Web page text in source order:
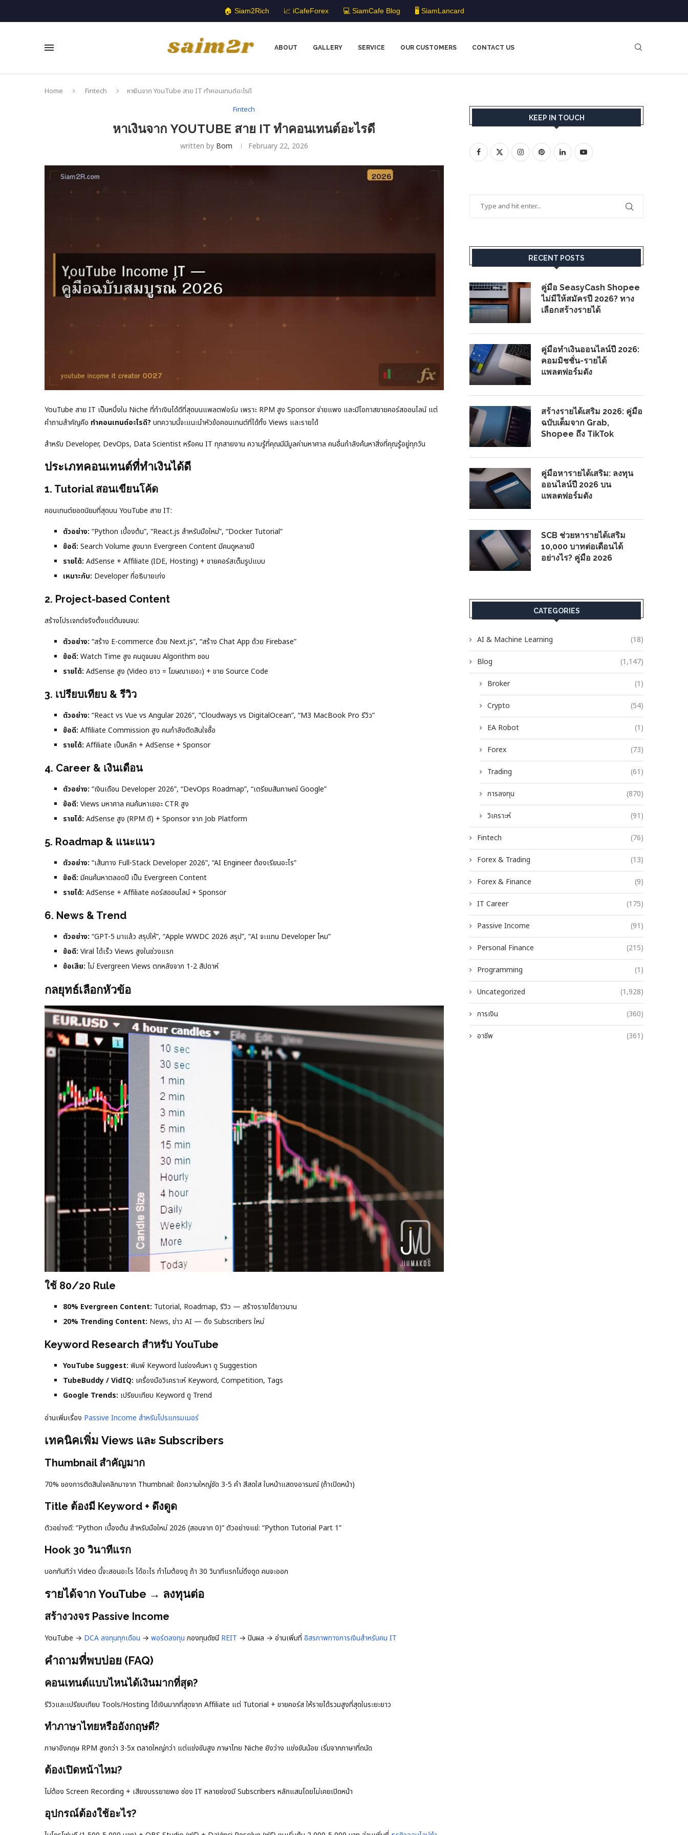
🏠 Siam2Rich 📈 iCafeForex 💻 SiamCafe Blog 🖥️ SiamLancard
ABOUT GALLERY SERVICE OUR CUSTOMERS CONTACT US
Home Fintech
หาเงินจาก YouTube สาย IT ทำคอนเทนต์อะไรดี
Fintech
หาเงินจาก YOUTUBE สาย IT ทำคอนเทนต์อะไรดี
written by Bom February 22, 2026
YouTube สาย IT เป็นหนึ่งใน Niche ที่ทำเงินได้ดีที่สุดบนแพลตฟอร์ม เพราะ RPM สูง Sponsor จ่ายแพง และมีโอกาสขายคอร์สออนไลน์ แต่
คำถามสำคัญคือ ทำคอนเทนต์อะไรดี? บทความนี้จะแนะนำหัวข้อคอนเทนต์ที่ได้ทั้ง Views และรายได้
สำหรับ Developer, DevOps, Data Scientist หรือคน IT ทุกสายงาน ความรู้ที่คุณมีมีมูลค่ามหาศาล คนอื่นกำลังค้นหาสิ่งที่คุณรู้อยู่ทุกวัน
ประเภทคอนเทนต์ที่ทำเงินได้ดี
1. Tutorial สอนเขียนโค้ด
คอนเทนต์ยอดนิยมที่สุดบน YouTube สาย IT:
ตัวอย่าง: “Python เบื้องต้น”, “React.js สำหรับมือใหม่”, “Docker Tutorial”
ข้อดี: Search Volume สูงมาก Evergreen Content มีคนดูหลายปี
รายได้: AdSense + Affiliate (IDE, Hosting) + ขายคอร์สเต็มรูปแบบ
เหมาะกับ: Developer ที่อธิบายเก่ง
2. Project-based Content
สร้างโปรเจกต์จริงตั้งแต่ต้นจนจบ:
ตัวอย่าง: “สร้าง E-commerce ด้วย Next.js”, “สร้าง Chat App ด้วย Firebase”
ข้อดี: Watch Time สูง คนดูจนจบ Algorithm ชอบ
รายได้: AdSense สูง (Video ยาว = โฆษณาเยอะ) + ขาย Source Code
3. เปรียบเทียบ & รีวิว
ตัวอย่าง: “React vs Vue vs Angular 2026”, “Cloudways vs DigitalOcean”, “M3 MacBook Pro รีวิว”
ข้อดี: Affiliate Commission สูง คนกำลังตัดสินใจซื้อ
รายได้: Affiliate เป็นหลัก + AdSense + Sponsor
4. Career & เงินเดือน
ตัวอย่าง: “เงินเดือน Developer 2026”, “DevOps Roadmap”, “เตรียมสัมภาษณ์ Google”
ข้อดี: Views มหาศาล คนค้นหาเยอะ CTR สูง
รายได้: AdSense สูง (RPM ดี) + Sponsor จาก Job Platform
5. Roadmap & แนะแนว
ตัวอย่าง: “เส้นทาง Full-Stack Developer 2026”, “AI Engineer ต้องเรียนอะไร”
ข้อดี: มีคนค้นหาตลอดปี เป็น Evergreen Content
รายได้: AdSense + Affiliate คอร์สออนไลน์ + Sponsor
6. News & Trend
ตัวอย่าง: “GPT-5 มาแล้ว สรุปให้”, “Apple WWDC 2026 สรุป”, “AI จะแทน Developer ไหม”
ข้อดี: Viral ได้เร็ว Views สูงในช่วงแรก
ข้อเสีย: ไม่ Evergreen Views ตกหลังจาก 1-2 สัปดาห์
กลยุทธ์เลือกหัวข้อ
ใช้ 80/20 Rule
80% Evergreen Content: Tutorial, Roadmap, รีวิว — สร้างรายได้ยาวนาน
20% Trending Content: News, ข่าว AI — ดึง Subscribers ใหม่
Keyword Research สำหรับ YouTube
YouTube Suggest: พิมพ์ Keyword ในช่องค้นหา ดู Suggestion
TubeBuddy / VidIQ: เครื่องมือวิเคราะห์ Keyword, Competition, Tags
Google Trends: เปรียบเทียบ Keyword ดู Trend
อ่านเพิ่มเรื่อง Passive Income สำหรับโปรแกรมเมอร์
เทคนิคเพิ่ม Views และ Subscribers
Thumbnail สำคัญมาก
70% ของการตัดสินใจคลิกมาจาก Thumbnail: ข้อความใหญ่ชัด 3-5 คำ สีสดใส ใบหน้าแสดงอารมณ์ (ถ้าเปิดหน้า)
Title ต้องมี Keyword + ดึงดูด
ตัวอย่างดี: “Python เบื้องต้น สำหรับมือใหม่ 2026 (สอนจาก 0)” ตัวอย่างแย่: “Python Tutorial Part 1”
Hook 30 วินาทีแรก
บอกทันทีว่า Video นี้จะสอนอะไร ได้อะไร ทำไมต้องดู ถ้า 30 วินาทีแรกไม่ดึงดูด คนจะออก
รายได้จาก YouTube → ลงทุนต่อ
สร้างวงจร Passive Income
YouTube → DCA ลงทุนทุกเดือน → พอร์ตลงทุน กองทุนดัชนี REIT → ปันผล → อ่านเพิ่มที่ อิสรภาพทางการเงินสำหรับคน IT
คำถามที่พบบ่อย (FAQ)
คอนเทนต์แบบไหนได้เงินมากที่สุด?
รีวิวและเปรียบเทียบ Tools/Hosting ได้เงินมากที่สุดจาก Affiliate แต่ Tutorial + ขายคอร์ส ให้รายได้รวมสูงที่สุดในระยะยาว
ทำภาษาไทยหรืออังกฤษดี?
ภาษาอังกฤษ RPM สูงกว่า 3-5x ตลาดใหญ่กว่า แต่แข่งขันสูง ภาษาไทย Niche ยังว่าง แข่งขันน้อย เริ่มจากภาษาที่ถนัด
ต้องเปิดหน้าไหม?
ไม่ต้อง Screen Recording + เสียงบรรยายพอ ช่อง IT หลายช่องมี Subscribers หลักแสนโดยไม่เคยเปิดหน้า
อุปกรณ์ต้องใช้อะไร?
KEEP IN TOUCH
RECENT POSTS
คู่มือ SeasyCash Shopee
ไม่มีให้สมัครปี 2026? ทาง
เลือกสร้างรายได้
คู่มือทำเงินออนไลน์ปี 2026:
คอมมิชชั่น-รายได้
แพลตฟอร์มดัง
สร้างรายได้เสริม 2026: คู่มือ
ฉบับเต็มจาก Grab,
Shopee ถึง TikTok
คู่มือหารายได้เสริม: ลงทุน
ออนไลน์ปี 2026 บน
แพลตฟอร์มดัง
SCB ช่วยหารายได้เสริม
10,000 บาทต่อเดือนได้
อย่างไร? คู่มือ 2026
CATEGORIES
AI & Machine Learning (18)
Blog (1,147)
Broker (1)
Crypto (54)
EA Robot (1)
Forex (73)
Trading (61)
การลงทุน (870)
วิเคราะห์ (91)
Fintech (76)
Forex & Trading (13)
Forex & Finance (9)
IT Career (175)
Passive Income (91)
Personal Finance (215)
Programming (1)
Uncategorized (1,928)
การเงิน (360)
อาชีพ (361)